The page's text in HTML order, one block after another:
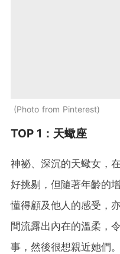
Photo from Pinterest
TOP 1：天蠍座
神祕、深沉的天蠍女，
好挑剔，但隨著年齡的
懂得顧及他人的感受，
間流露出內在的溫柔，
事，然後很想親近她們。